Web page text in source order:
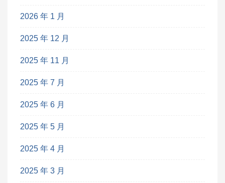
2026 年 1 月
2025 年 12 月
2025 年 11 月
2025 年 7 月
2025 年 6 月
2025 年 5 月
2025 年 4 月
2025 年 3 月